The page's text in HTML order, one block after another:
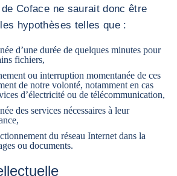
Coface ne saurait donc être
hypothèses telles que :
d’une durée de quelques minutes pour
fichiers,
ou interruption momentanée de ces
de notre volonté, notamment en cas
d’électricité ou de télécommunication,
des services nécessaires à leur
du réseau Internet dans la
ou documents.